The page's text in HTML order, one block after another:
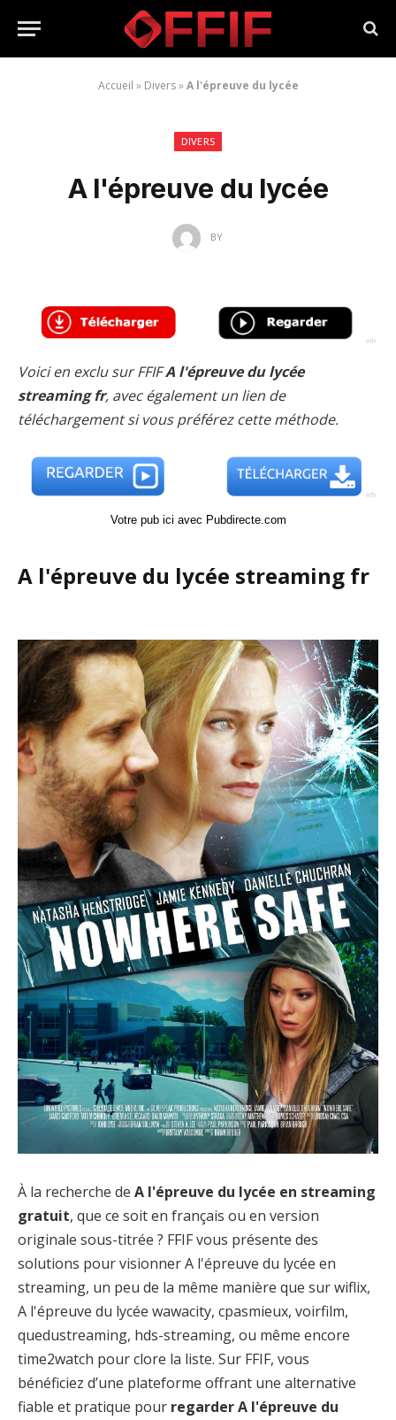
Accueil » Divers»A l'épreuve du lycée
DIVERS
A l'épreuve du lycée
BY
Voici en exclu sur FFIFA l'épreuve du lycée
streaming fr, avec également un lien de
téléchargement si vous préférez cette méthode.
Votre pub ici avec Pubdirecte.com
A l'épreuve du lycée streaming fr
À la recherche de A l'épreuve du lycée en streaming
gratuit, que ce soit en français ou en version
originale sous-titrée ? FFIF vous présente des
solutions pour visionner A l'épreuve du lycée en
streaming, un peu de la même manière que sur wiflix,
A l'épreuve du lycée wawacity, cpasmieux, voirfilm,
quedustreaming, hds-streaming, ou même encore
time2watch pour clore la liste. Sur FFIF, vous
bénéficiez d’une plateforme offrant une alternative
fiable et pratique pour regarder A l'épreuve du